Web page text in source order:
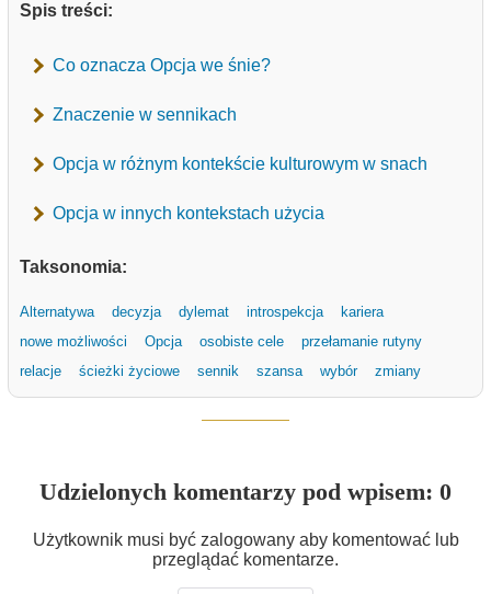
Spis treści:
Co oznacza Opcja we śnie?
Znaczenie w sennikach
Opcja w różnym kontekście kulturowym w snach
Opcja w innych kontekstach użycia
Taksonomia:
Alternatywa decyzja dylemat introspekcja
kariera
nowe możliwości
Opcja osobiste cele
przełamanie rutyny
relacje
ścieżki życiowe sennik szansa wybór zmiany
Udzielonych komentarzy pod wpisem: 0
Użytkownik musi być zalogowany aby komentować lub
przeglądać komentarze.